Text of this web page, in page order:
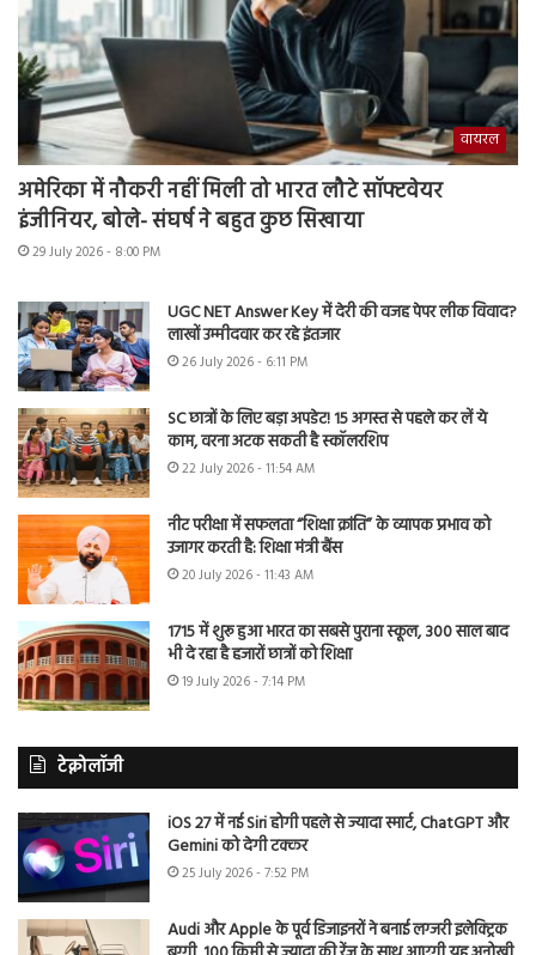
वायरल
अमेरिका में नौकरी नहीं मिली तो भारत लौटे सॉफ्टवेयर
इंजीनियर, बोले- संघर्ष ने बहुत कुछ सिखाया
29 July 2026 - 8:00 PM
UGC NET Answer Key में देरी की वजह पेपर लीक विवाद?
लाखों उम्मीदवार कर रहे इंतजार
26 July 2026 - 6:11 PM
SC छात्रों के लिए बड़ा अपडेट! 15 अगस्त से पहले कर लें ये
काम, वरना अटक सकती है स्कॉलरशिप
22 July 2026 - 11:54 AM
नीट परीक्षा में सफलता “शिक्षा क्रांति” के व्यापक प्रभाव को
उजागर करती है: शिक्षा मंत्री बैंस
20 July 2026 - 11:43 AM
1715 में शुरू हुआ भारत का सबसे पुराना स्कूल, 300 साल बाद
भी दे रहा है हजारों छात्रों को शिक्षा
19 July 2026 - 7:14 PM
टेक्नोलॉजी
iOS 27 में नई Siri होगी पहले से ज्यादा स्मार्ट, ChatGPT और
Gemini को देगी टक्कर
25 July 2026 - 7:52 PM
Audi और Apple के पूर्व डिजाइनरों ने बनाई लग्जरी इलेक्ट्रिक